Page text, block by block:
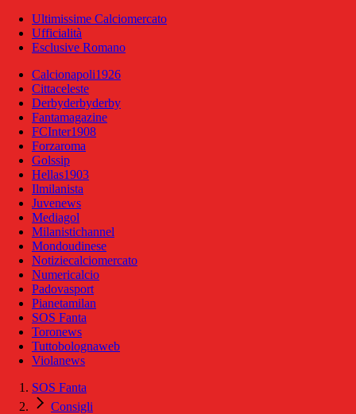
Ultimissime Calciomercato
Ufficialità
Esclusive Romano
Calcionapoli1926
Cittaceleste
Derbyderbyderby
Fantamagazine
FCInter1908
Forzaroma
Golssip
Hellas1903
Ilmilanista
Juvenews
Mediagol
Milanistichannel
Mondoudinese
Notiziecalciomercato
Numericalcio
Padovasport
Pianetamilan
SOS Fanta
Toronews
Tuttobolognaweb
Violanews
SOS Fanta
Consigli